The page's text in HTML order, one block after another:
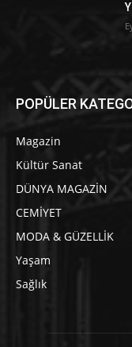
POPÜLER
Magazin
Kültür Sanat
DÜNYA MAGAZİN
CEMİYET
MODA & GÜZELLİK
Yaşam
Sağlık